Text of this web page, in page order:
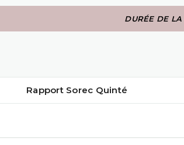
DURÉE DE LA
Rapport Sorec Quinté